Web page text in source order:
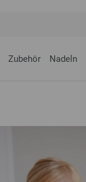
Zubehör Nadeln